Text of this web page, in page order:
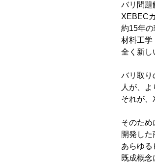
バリ問題
XEBEC
約15年
材料工学
全く新し
バリ取り
人が、
それが、
そのため
開発した
あらゆる
既成概念